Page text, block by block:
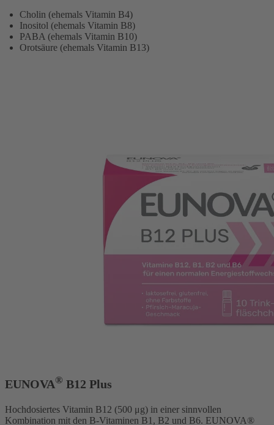
Cholin (ehemals Vitamin B4)
Inositol (ehemals Vitamin B8)
PABA (ehemals Vitamin B10)
Orotsäure (ehemals Vitamin B13)
EUNOVA® B12 Plus
Hochdosiertes Vitamin B12 (500 μg) in einer sinnvollen
Kombination mit den B-Vitaminen B1, B2 und B6. EUNOVA®